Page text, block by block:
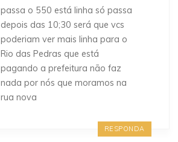
passa o 550 está linha só passa
depois das 10;30 será que vcs
poderiam ver mais linha para o
Rio das Pedras que está
pagando a prefeitura não faz
nada por nós que moramos na
rua nova
RESPONDA